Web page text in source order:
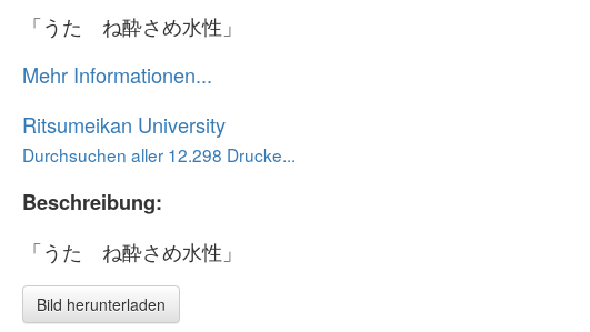
「うたゝね酔さめ水性」
Mehr Informationen...
Ritsumeikan University
Durchsuchen aller 12.298 Drucke...
Beschreibung:
「うたゝね酔さめ水性」
Bild herunterladen